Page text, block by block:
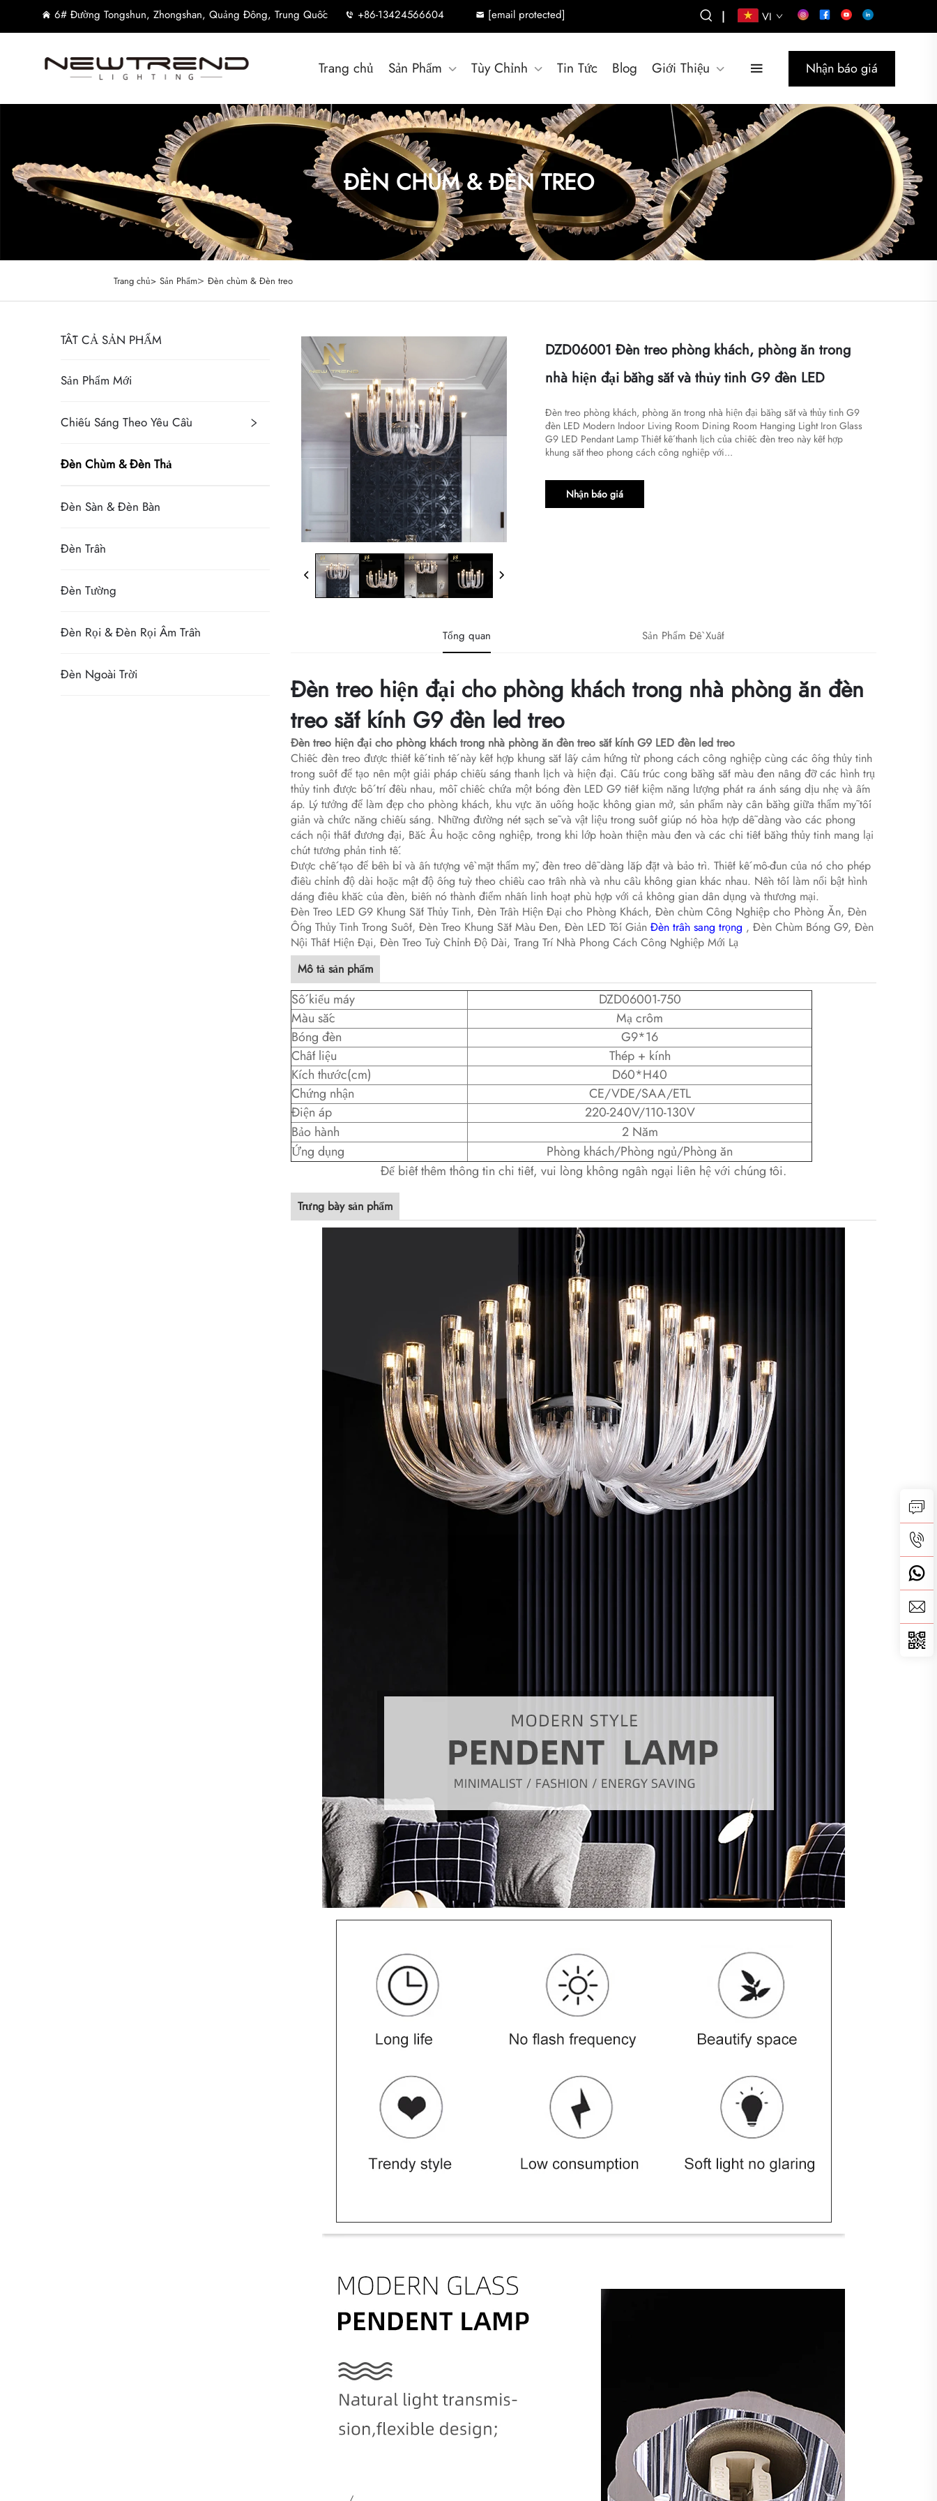
6# Đường Tongshun, Zhongshan, Quảng Đông, Trung Quốc +86-13424566604 [email protected] | VI
Trang chủ Sản Phẩm Tùy Chỉnh Tin Tức Blog Giới Thiệu Nhận báo giá
ĐÈN CHÙM & ĐÈN TREO
Trang chủ> Sản Phẩm> Đèn chùm & Đèn treo
TẤT CẢ SẢN PHẨM
Sản Phẩm Mới
Chiếu Sáng Theo Yêu Cầu
Đèn Chùm & Đèn Thả
Đèn Sàn & Đèn Bàn
Đèn Trần
Đèn Tường
Đèn Rọi & Đèn Rọi Âm Trần
Đèn Ngoài Trời
DZD06001 Đèn treo phòng khách, phòng ăn trong
nhà hiện đại bằng sắt và thủy tinh G9 đèn LED
Đèn treo phòng khách, phòng ăn trong nhà hiện đại bằng sắt và thủy tinh G9
đèn LED Modern Indoor Living Room Dining Room Hanging Light Iron Glass
G9 LED Pendant Lamp Thiết kế thanh lịch của chiếc đèn treo này kết hợp
khung sắt theo phong cách công nghiệp với...
Nhận báo giá
Tổng quan Sản Phẩm Đề Xuất
Đèn treo hiện đại cho phòng khách trong nhà phòng ăn đèn
treo sắt kính G9 đèn led treo
Đèn treo hiện đại cho phòng khách trong nhà phòng ăn đèn treo sắt kính G9 LED đèn led treo
Chiếc đèn treo được thiết kế tinh tế này kết hợp khung sắt lấy cảm hứng từ phong cách công nghiệp cùng các ống thủy tinh
trong suốt để tạo nên một giải pháp chiếu sáng thanh lịch và hiện đại. Cấu trúc cong bằng sắt màu đen nâng đỡ các hình trụ
thủy tinh được bố trí đều nhau, mỗi chiếc chứa một bóng đèn LED G9 tiết kiệm năng lượng phát ra ánh sáng dịu nhẹ và ấm
áp. Lý tưởng để làm đẹp cho phòng khách, khu vực ăn uống hoặc không gian mở, sản phẩm này cân bằng giữa thẩm mỹ tối
giản và chức năng chiếu sáng. Những đường nét sạch sẽ và vật liệu trong suốt giúp nó hòa hợp dễ dàng vào các phong
cách nội thất đương đại, Bắc Âu hoặc công nghiệp, trong khi lớp hoàn thiện màu đen và các chi tiết bằng thủy tinh mang lại
chút tương phản tinh tế.
Được chế tạo để bền bỉ và ấn tượng về mặt thẩm mỹ, đèn treo dễ dàng lắp đặt và bảo trì. Thiết kế mô-đun của nó cho phép
điều chỉnh độ dài hoặc mật độ ống tuỳ theo chiều cao trần nhà và nhu cầu không gian khác nhau. Nền tối làm nổi bật hình
dáng điêu khắc của đèn, biến nó thành điểm nhấn linh hoạt phù hợp với cả không gian dân dụng và thương mại.
Đèn Treo LED G9 Khung Sắt Thủy Tinh, Đèn Trần Hiện Đại cho Phòng Khách, Đèn chùm Công Nghiệp cho Phòng Ăn, Đèn
Ống Thủy Tinh Trong Suốt, Đèn Treo Khung Sắt Màu Đen, Đèn LED Tối Giản Đèn trần sang trọng , Đèn Chùm Bóng G9, Đèn
Nội Thất Hiện Đại, Đèn Treo Tuỳ Chỉnh Độ Dài, Trang Trí Nhà Phong Cách Công Nghiệp Mới Lạ
Mô tả sản phẩm
Số kiểu máy
DZD06001-750
Màu sắc
Mạ crôm
Bóng đèn
G9*16
Chất liệu
Thép + kính
Kích thước(cm)
D60*H40
Chứng nhận
CE/VDE/SAA/ETL
Điện áp
220-240V/110-130V
Bảo hành
2 Năm
Ứng dụng
Phòng khách/Phòng ngủ/Phòng ăn
Để biết thêm thông tin chi tiết, vui lòng không ngần ngại liên hệ với chúng tôi.
Trưng bày sản phẩm